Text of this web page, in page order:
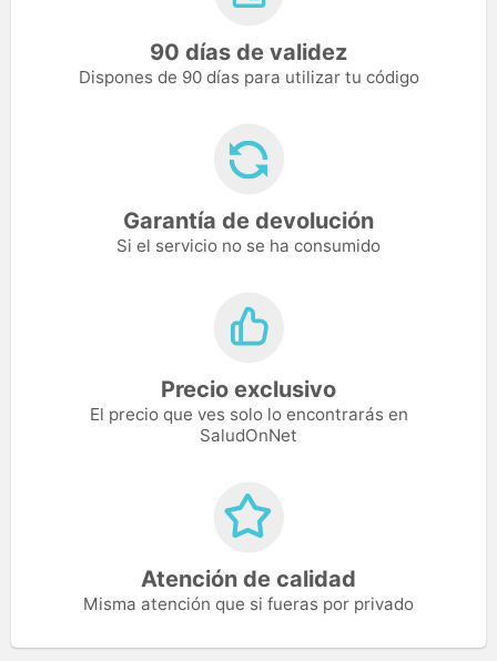
90 días de validez
Dispones de 90 días para utilizar tu código
Garantía de devolución
Si el servicio no se ha consumido
Precio exclusivo
El precio que ves solo lo encontrarás en
SaludOnNet
Atención de calidad
Misma atención que si fueras por privado